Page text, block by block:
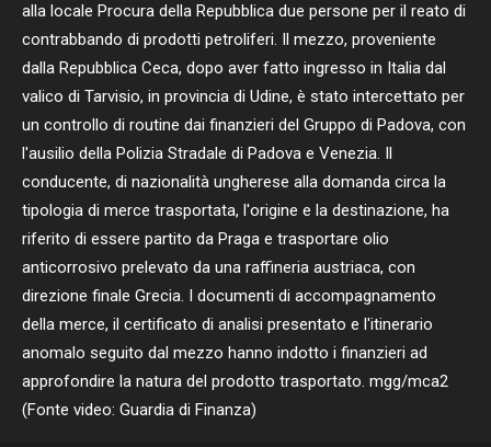
alla locale Procura della Repubblica due persone per il reato di
contrabbando di prodotti petroliferi. Il mezzo, proveniente
dalla Repubblica Ceca, dopo aver fatto ingresso in Italia dal
valico di Tarvisio, in provincia di Udine, è stato intercettato per
un controllo di routine dai finanzieri del Gruppo di Padova, con
l'ausilio della Polizia Stradale di Padova e Venezia. Il
conducente, di nazionalità ungherese alla domanda circa la
tipologia di merce trasportata, l'origine e la destinazione, ha
riferito di essere partito da Praga e trasportare olio
anticorrosivo prelevato da una raffineria austriaca, con
direzione finale Grecia. I documenti di accompagnamento
della merce, il certificato di analisi presentato e l'itinerario
anomalo seguito dal mezzo hanno indotto i finanzieri ad
approfondire la natura del prodotto trasportato. mgg/mca2
(Fonte video: Guardia di Finanza)